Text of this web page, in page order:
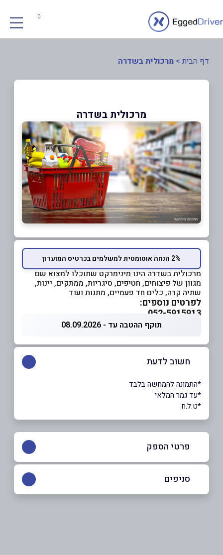
0
דף הבית > מרכולית בשדרה
מרכולית בשדרה
2% הנחה אוטומטית למשלמים בכרטיס המועדון
מרכולית בשדרה הינו מינימרקט שתוכלו למצוא שם
מגוון של פיצוחים, חטיפים, סיגריות, ממתקים, יינות,
שתיה קרה, כלים חד פעמיים, מתנות ועוד
לפרטים נוספים:
052-5915913
תוקף ההטבה עד - 08.09.2026
חשוב לדעת
*התמונה להמחשה בלבד
*עד גמר המלאי
*ט.ל.ח
פרטי הספק
סניפים